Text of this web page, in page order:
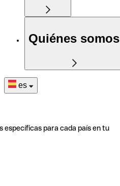
Quiénes somos
es
específicas para cada país en tu